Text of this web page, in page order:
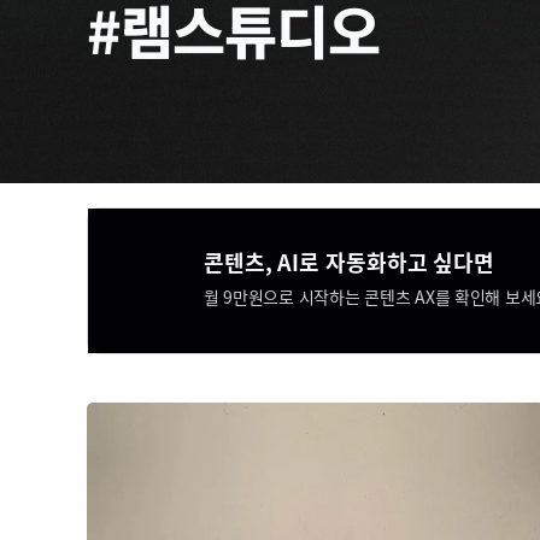
#램스튜디오
콘텐츠, AI로 자동화하고 싶다면​​
월 9만원으로 시작하는 콘텐츠 AX를 확인해 보